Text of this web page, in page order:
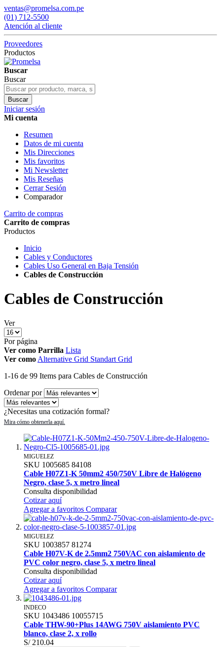
ventas@promelsa.com.pe
(01) 712-5500
Atención al cliente
Proveedores
Productos
Buscar
Buscar
Buscar
Iniciar sesión
Mi cuenta
Resumen
Datos de mi cuenta
Mis Direcciones
Mis favoritos
Mi Newsletter
Mis Reseñas
Cerrar Sesión
Comparador
Carrito de compras
Carrito de compras
Productos
Inicio
Cables y Conductores
Cables Uso General en Baja Tensión
Cables de Construcción
Cables de Construcción
Ver
Por página
Ver como Parrilla Lista
Ver como Alternative Grid Standart Grid
1-16 de 99 Items para Cables de Construcción
Ordenar por
¿Necesitas una cotización formal?
MIGUELEZ
SKU 1005685 84108
Cable H07Z1-K 50mm2 450/750V Libre de Halógeno
Negro, clase 5, x metro lineal
Consulta disponibilidad
Cotizar aquí
Agregar a favoritos Comparar
MIGUELEZ
SKU 1003857 81274
Cable H07V-K de 2.5mm2 750VAC con aislamiento de
PVC color negro, clase 5, x metro lineal
Consulta disponibilidad
Cotizar aquí
Agregar a favoritos Comparar
INDECO
SKU 1043486 10055715
Cable THW-90+Plus 14AWG 750V aislamiento PVC
blanco, clase 2, x rollo
S/ 210.04